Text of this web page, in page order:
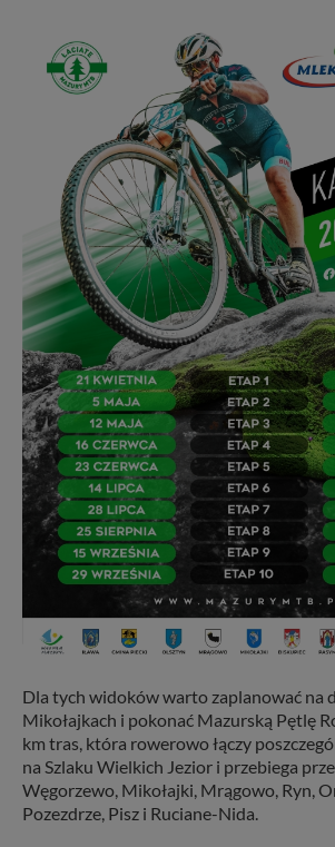
Dla tych widoków warto zaplanować na
Mikołajkach i pokonać Mazurską Pętlę
km tras, która rowerowo łączy
na Szlaku Wielkich Jezior i przebiega
Węgorzewo, Mikołajki, Mrągowo, Ryn,
Pozezdrze, Pisz i Ruciane-Nida.